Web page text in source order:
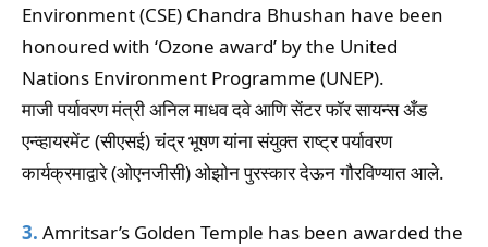
Environment (CSE) Chandra Bhushan have been
honoured with ‘Ozone award’ by the United
Nations Environment Programme (UNEP).
माजी पर्यावरण मंत्री अनिल माधव दवे आणि सेंटर फॉर सायन्स अँड
एन्व्हायरमेंट (सीएसई) चंद्र भूषण यांना संयुक्त राष्ट्र पर्यावरण
कार्यक्रमाद्वारे (ओएनजीसी) ओझोन पुरस्कार देऊन गौरविण्यात आले.
3. Amritsar’s Golden Temple has been awarded the